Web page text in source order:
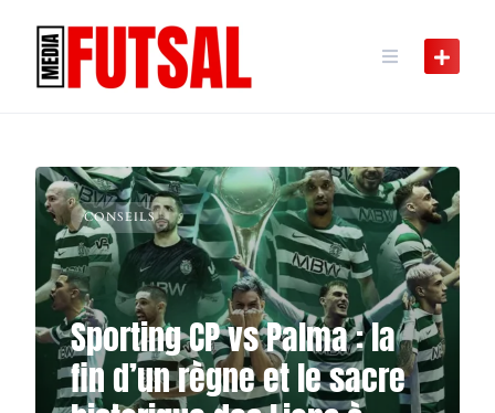
content
CONSEILS
Sporting CP vs Palma : la
fin d’un règne et le sacre